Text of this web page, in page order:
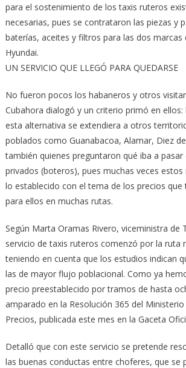
para el sostenimiento de los taxis ruteros
necesarias, pues se contrataron las piezas y
baterías, aceites y filtros para las dos marcas
Hyundai.
UN SERVICIO QUE LLEGÓ PARA QUEDARSE
No fueron pocos los habaneros y otros
Cubahora dialogó y un criterio primó en ellos:
esta alternativa se extendiera a otros
poblados como Guanabacoa, Alamar, Diez
también quienes preguntaron qué iba a
privados (boteros), pues muchas veces
lo establecido con el tema de los precios
para ellos en muchas rutas.
Según Marta Oramas Rivero, viceministra de
servicio de taxis ruteros comenzó por la ruta
teniendo en cuenta que los estudios indican
las de mayor flujo poblacional. Como ya
precio preestablecido por tramos de hasta
amparado en la Resolución 365 del Ministerio
Precios, publicada este mes en la Gaceta
Detalló que con este servicio se pretende
las buenas conductas entre choferes, que se